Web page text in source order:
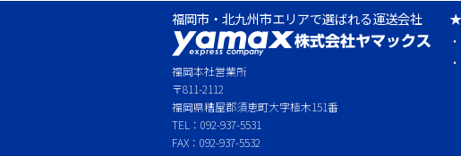
福岡市・北九州市エリアで選ばれる運送会社
福岡本社営業所
〒811-2112
福岡県糟屋郡須恵町大字植木151番
TEL：092-937-5531
FAX：092-937-5532